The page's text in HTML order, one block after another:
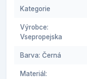
Kategorie
Výrobce:
Vsepropejska
Barva: Černá
Materiál: